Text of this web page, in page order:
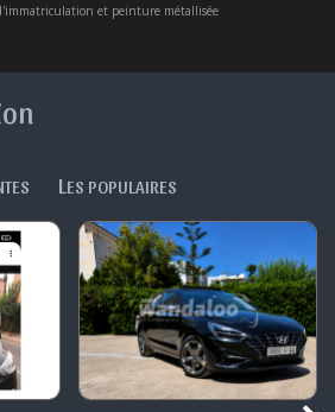
et peinture métallisée
L ES POPULAIRES